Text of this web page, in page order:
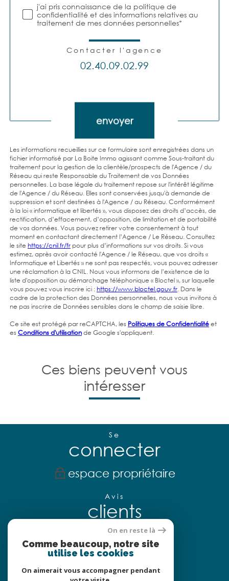
j'ai pris connaissance de la politique de
confidentialité et des informations relatives au
traitement de mes données personnelles*
Contacter l'agence
02.40.09.02.99
envoyer
Les informations recueillies sur ce formulaire sont enregistrées dans un
fichier informatisé par La Boite Immo agissant comme Sous-traitant du
traitement pour la gestion de la clientèle/prospects de l'Agence / du
Réseau qui reste Responsable du Traitement de vos Données
personnelles. La base légale du traitement repose sur l'intérêt légitime
de l'Agence / du Réseau. Elles sont conservées jusqu'à demande de
suppression et sont destinées à l'Agence / au Réseau. Conformément
à la loi « informatique et libertés », vous disposez des droits d’accès, de
rectification, d’effacement, d’opposition, de limitation et de portabilité
de vos données. Vous pouvez retirer votre consentement à tout
moment en contactant directement l’Agence / Le Réseau. Consultez
le site https://cnil.fr/fr pour plus d’informations sur vos droits. Si vous
estimez, après avoir contacté l'Agence / le Réseau, que vos droits «
Informatique et Libertés » ne sont pas respectés, vous pouvez adresser
une réclamation à la CNIL. Nous vous informons de l’existence de la
liste d'opposition au démarchage téléphonique « Bloctel », sur laquelle
vous pouvez vous inscrire ici : https://www.bloctel.gouv.fr. Dans le
cadre de la protection des Données personnelles, nous vous invitons à
ne pas inscrire de Données sensibles dans le champ de saisie libre.
Ce site est protégé par reCAPTCHA, les Politiques de Confidentialitéet
es Conditions d'utilisationde Google s'appliquent.
Ces biens peuvent vous
intéresser
Se
connecter
espace propriétaire
Avis
clients
adhérons
On en reste là
Comme beaucoup, notre site
utilise les cookies
On aimerait vous accompagner pendant